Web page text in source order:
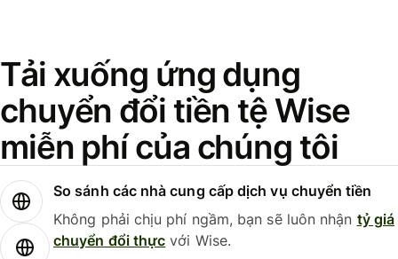
Tải xuống ứng dụng
chuyển đổi tiền tệ Wise
miễn phí của chúng tôi
So sánh các nhà cung cấp dịch vụ chuyển tiền
Không phải chịu phí ngầm, bạn sẽ luôn nhận tỷ giá
chuyển đổi thực với Wise.